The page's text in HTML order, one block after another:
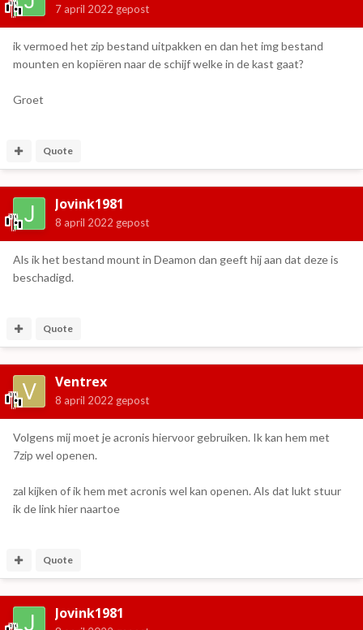
7 april 2022 gepost
ik vermoed het zip bestand uitpakken en dan het img bestand
mounten en kopiëren naar de schijf welke in de kast gaat?
Groet
Quote
Jovink1981
8 april 2022 gepost
Als ik het bestand mount in Deamon dan geeft hij aan dat deze is
beschadigd.
Quote
Ventrex
8 april 2022 gepost
Volgens mij moet je acronis hiervoor gebruiken. Ik kan hem met
7zip wel openen.
zal kijken of ik hem met acronis wel kan openen. Als dat lukt stuur
ik de link hier naartoe
Quote
Jovink1981